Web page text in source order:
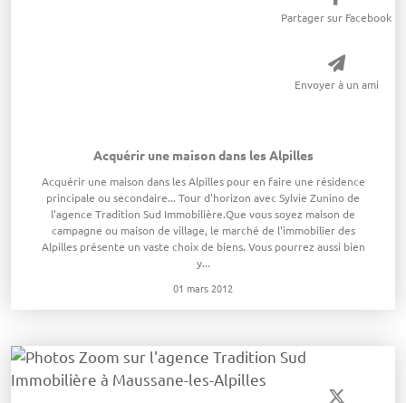
Partager sur Facebook
Envoyer à un ami
Acquérir une maison dans les Alpilles
Acquérir une maison dans les Alpilles pour en faire une résidence
principale ou secondaire... Tour d'horizon avec Sylvie Zunino de
l'agence Tradition Sud Immobilière.Que vous soyez maison de
campagne ou maison de village, le marché de l'immobilier des
Alpilles présente un vaste choix de biens. Vous pourrez aussi bien
y...
01 mars 2012